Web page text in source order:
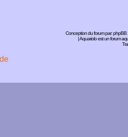
Conception du forum par:phpBB
| Aquariolo est un forum